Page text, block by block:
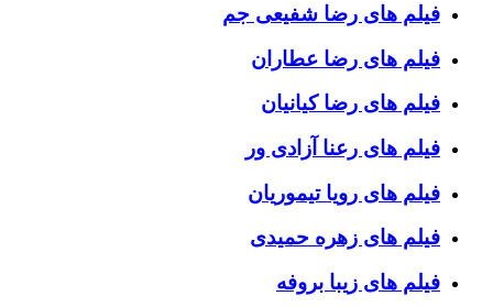
فیلم های رضا شفیعی جم
فیلم های رضا عطاران
فیلم های رضا کیانیان
فیلم های رعنا آزادی ور
فیلم های رویا تیموریان
فیلم های زهره حمیدی
فیلم های زیبا بروفه